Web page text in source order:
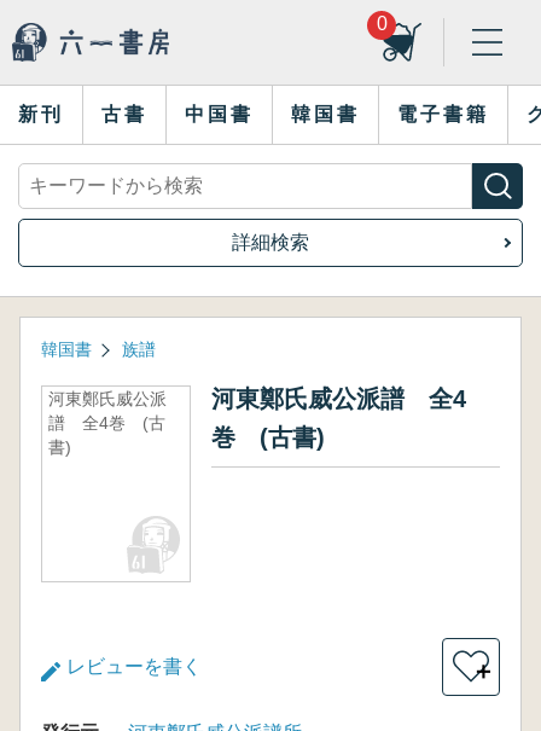
0
新刊 古書 中国書 韓国書 電子書籍
詳細検索
韓国書 族譜
河東鄭氏威公派
譜 全4巻 (古
書)
河東鄭氏威公派譜 全4
巻 (古書)
レビューを書く ＋